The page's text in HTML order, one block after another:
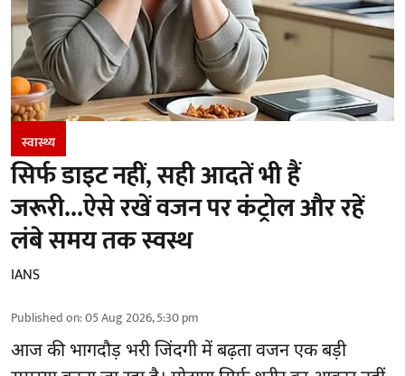
स्वास्थ्य
सिर्फ डाइट नहीं, सही आदतें भी हैं
जरूरी...ऐसे रखें वजन पर कंट्रोल और रहें
लंबे समय तक स्वस्थ
IANS
Published on:05 Aug 2026, 5:30 pm
आज की भागदौड़ भरी जिंदगी में बढ़ता वजन एक बड़ी